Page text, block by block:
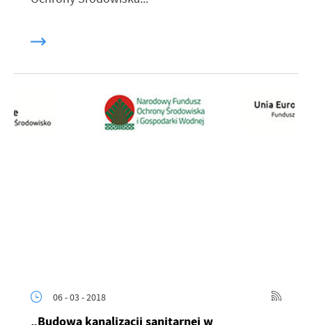
06 - 03 - 2018
„Budowa kanalizacji sanitarnej w